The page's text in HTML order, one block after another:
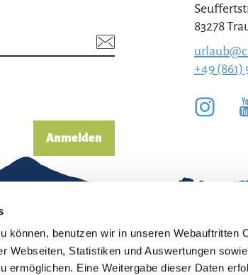
können, benutzen wir in unseren Webauftritten
Webseiten, Statistiken und Auswertungen
ermöglichen. Eine Weitergabe dieser Daten
Anmelden
83278
+49 (861)
Erklärung zur